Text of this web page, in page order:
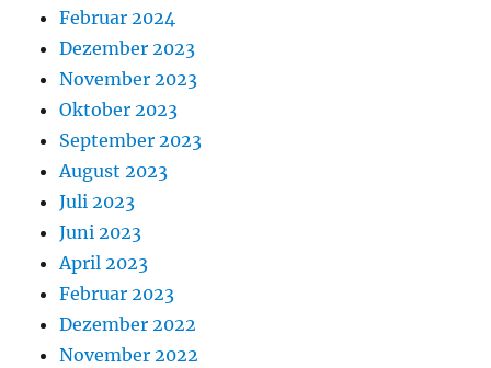
Februar 2024
Dezember 2023
November 2023
Oktober 2023
September 2023
August 2023
Juli 2023
Juni 2023
April 2023
Februar 2023
Dezember 2022
November 2022